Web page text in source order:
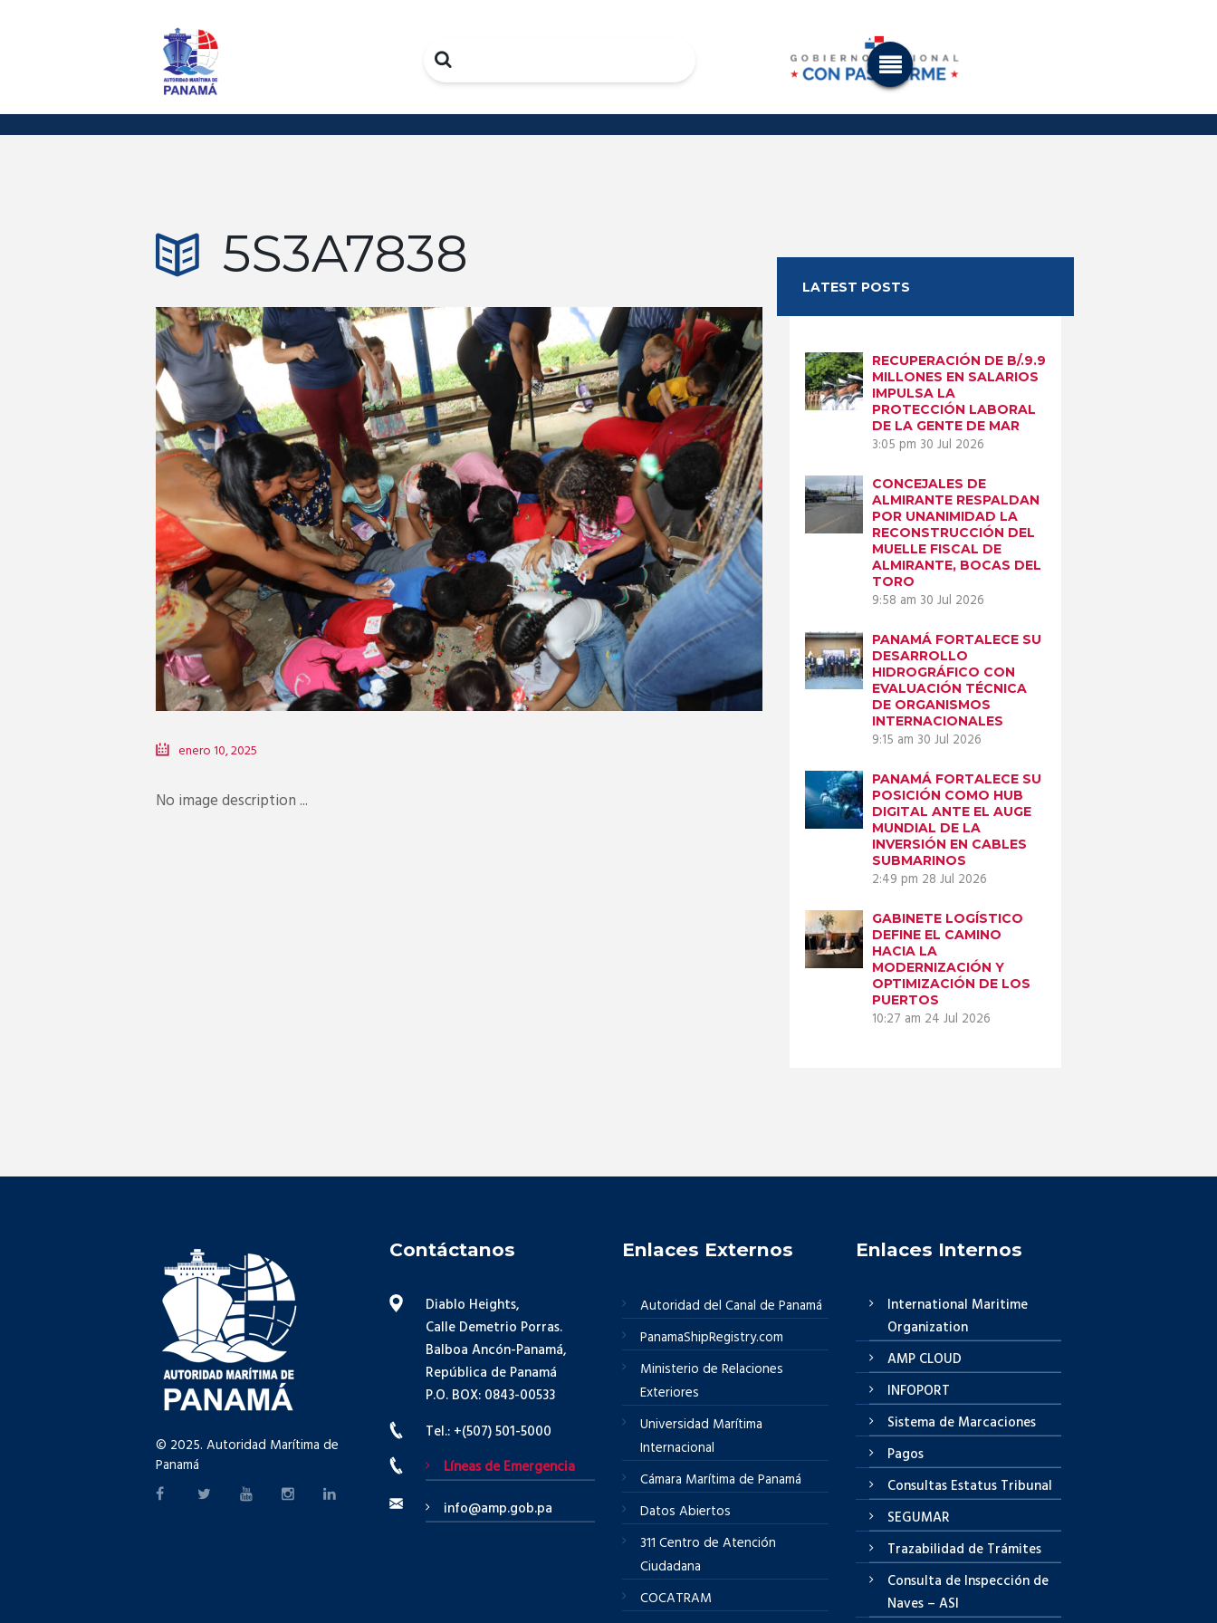
Search
5S3A7838
Next item
5S3A7859
enero 10, 2025
No image description ...
LATEST POSTS
RECUPERACIÓN DE B/.9.9
MILLONES EN SALARIOS
IMPULSA LA
PROTECCIÓN LABORAL
DE LA GENTE DE MAR
3:05 pm 30 Jul 2026
CONCEJALES DE
ALMIRANTE RESPALDAN
POR UNANIMIDAD LA
RECONSTRUCCIÓN DEL
MUELLE FISCAL DE
ALMIRANTE, BOCAS DEL
TORO
9:58 am 30 Jul 2026
PANAMÁ FORTALECE SU
DESARROLLO
HIDROGRÁFICO CON
EVALUACIÓN TÉCNICA
DE ORGANISMOS
INTERNACIONALES
9:15 am 30 Jul 2026
PANAMÁ FORTALECE SU
POSICIÓN COMO HUB
DIGITAL ANTE EL AUGE
MUNDIAL DE LA
INVERSIÓN EN CABLES
SUBMARINOS
2:49 pm 28 Jul 2026
GABINETE LOGÍSTICO
DEFINE EL CAMINO
HACIA LA
MODERNIZACIÓN Y
OPTIMIZACIÓN DE LOS
PUERTOS
10:27 am 24 Jul 2026
© 2025. Autoridad Marítima de
Panamá
Contáctanos
Diablo Heights,
Calle Demetrio Porras.
Balboa Ancón-Panamá,
República de Panamá
P.O. BOX: 0843-00533
Tel.: +(507) 501-5000
Líneas de Emergencia
info@amp.gob.pa
Enlaces Externos
Autoridad del Canal de Panamá
PanamaShipRegistry.com
Ministerio de Relaciones
Exteriores
Universidad Marítima
Internacional
Cámara Marítima de Panamá
Datos Abiertos
311 Centro de Atención
Ciudadana
COCATRAM
Enlaces Internos
International Maritime
Organization
AMP CLOUD
INFOPORT
Sistema de Marcaciones
Pagos
Consultas Estatus Tribunal
SEGUMAR
Trazabilidad de Trámites
Consulta de Inspección de
Naves – ASI